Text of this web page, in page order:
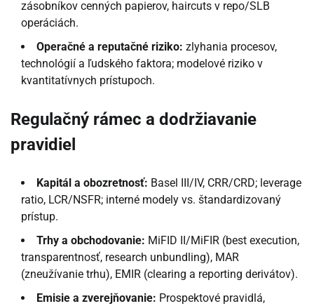
zásobníkov cenných papierov, haircuts v repo/SLB
operáciách.
Operačné a reputačné riziko: zlyhania procesov,
technológií a ľudského faktora; modelové riziko v
kvantitatívnych prístupoch.
Regulačný rámec a dodržiavanie
pravidiel
Kapitál a obozretnosť: Basel III/IV, CRR/CRD; leverage
ratio, LCR/NSFR; interné modely vs. štandardizovaný
prístup.
Trhy a obchodovanie: MiFID II/MiFIR (best execution,
transparentnosť, research unbundling), MAR
(zneužívanie trhu), EMIR (clearing a reporting derivátov).
Emisie a zverejňovanie: Prospektové pravidlá,